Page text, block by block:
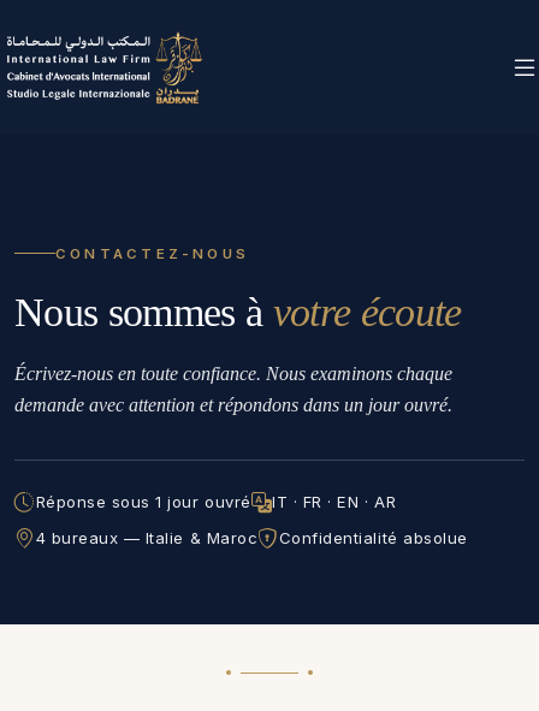
CONTACTEZ-NOUS
Nous sommes à votre écoute
Écrivez-nous en toute confiance. Nous examinons chaque
demande avec attention et répondons dans un jour ouvré.
Réponse sous 1 jour ouvré
IT · FR · EN · AR
4 bureaux — Italie & Maroc
Confidentialité absolue